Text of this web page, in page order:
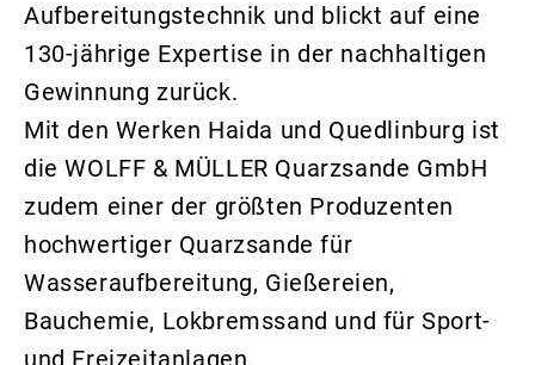
Aufbereitungstechnik und blickt auf eine
130-jährige Expertise in der nachhaltigen
Gewinnung zurück.
Mit den Werken Haida und Quedlinburg ist
die WOLFF & MÜLLER Quarzsande GmbH
zudem einer der größten Produzenten
hochwertiger Quarzsande für
Wasseraufbereitung, Gießereien,
Bauchemie, Lokbremssand und für Sport-
und Freizeitanlagen.